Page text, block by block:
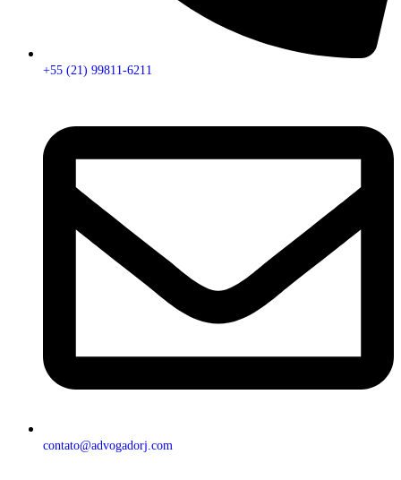
+55 (21) 99811-6211
contato@advogadorj.com